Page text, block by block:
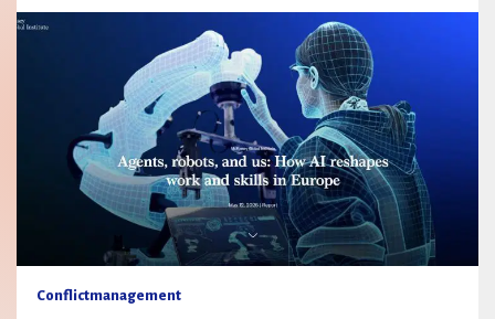
Conflictmanagement